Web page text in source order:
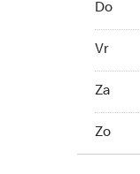
Do
Vr
Za
Zo